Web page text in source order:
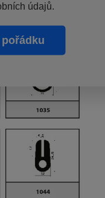
údajů.
pořádku